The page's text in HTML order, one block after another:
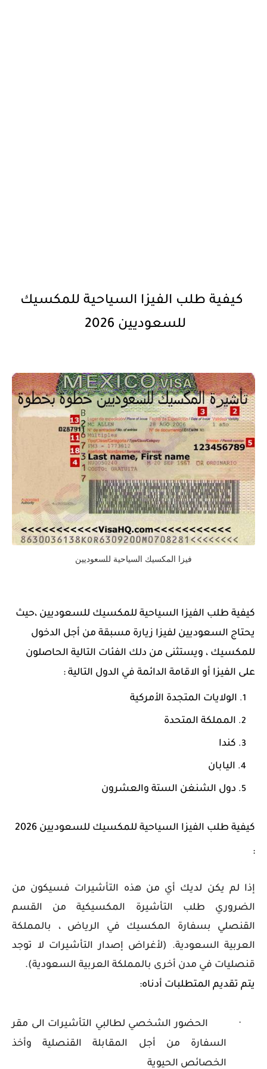
كيفية طلب الفيزا السياحية للمكسيك
للسعوديين 2026
فيزا المكسيك السياحية للسعوديين
كيفية طلب الفيزا السياحية للمكسيك للسعوديين ،حيث
يحتاج السعوديين لفيزا زيارة مسبقة من أجل الدخول
للمكسيك ، ويستثنى من دلك الفئات التالية الحاصلون
على الفيزا أو الاقامة الدائمة في الدول التالية :
الولايات المتجدة الأمركية
المملكة المتحدة
كندا
اليابان
دول الشنغن الستة والعشرون
كيفية طلب الفيزا السياحية للمكسيك للسعوديين 2026
:
إذا لم يكن لديك أي من هذه التأشيرات فسيكون من
الضروري طلب التأشيرة المكسيكية من القسم
القنصلي بسفارة المكسيك في الرياض ، بالمملكة
العربية السعودية. (لأغراض إصدار التأشيرات لا توجد
قنصليات في مدن أخرى بالمملكة العربية السعودية).
يتم تقديم المتطلبات أدناه:
·
الحضور الشخصي لطالبي التأشيرات الى مقر
السفارة من أجل المقابلة القنصلية وأخذ
الخصائص الحيوية